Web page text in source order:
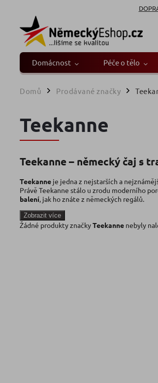
Domácnost Péče o tělo
Domů / Prodávané značky /
Teekanne
Teekanne – německý čaj s
Teekanne je jedna z nejstarších a
Právě Teekanne stálo u zrodu moderního
balení, jak ho znáte z německých regálů.
Zobrazit více
Žádné produkty značkyTeekanne nebyly